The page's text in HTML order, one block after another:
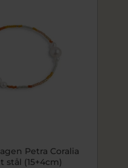
Petra Coralia
(15+4cm)